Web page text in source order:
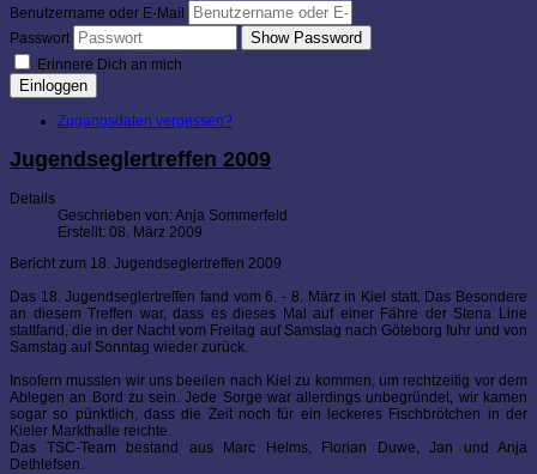
Benutzername oder E-Mail
Passwort
Show Password
Erinnere Dich an mich
Einloggen
Zugangsdaten vergessen?
Jugendseglertreffen 2009
Details
Geschrieben von:Anja Sommerfeld
Erstellt: 08. März 2009
Bericht zum 18. Jugendseglertreffen 2009
Das 18. Jugendseglertreffen fand vom 6. - 8. März in Kiel statt. Das Besondere
an diesem Treffen war, dass es dieses Mal auf einer Fähre der Stena Line
stattfand, die in der Nacht vom Freitag auf Samstag nach Göteborg fuhr und von
Samstag auf Sonntag wieder zurück.
Insofern mussten wir uns beeilen nach Kiel zu kommen, um rechtzeitig vor dem
Ablegen an Bord zu sein. Jede Sorge war allerdings unbegründet, wir kamen
sogar so pünktlich, dass die Zeit noch für ein leckeres Fischbrötchen in der
Kieler Markthalle reichte.
Das TSC-Team bestand aus Marc Helms, Florian Duwe, Jan und Anja
Dethlefsen.